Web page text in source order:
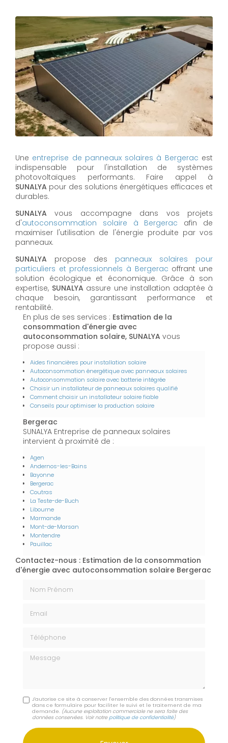
Une entreprise de panneaux solaires à Bergerac est
indispensable pour l'installation de systèmes
photovoltaïques performants. Faire appel à
SUNALYA pour des solutions énergétiques efficaces et
durables.
SUNALYA vous accompagne dans vos projets
d'autoconsommation solaire à Bergerac afin de
maximiser l'utilisation de l'énergie produite par vos
panneaux.
SUNALYA propose des panneaux solaires pour
particuliers et professionnels à Bergerac offrant une
solution écologique et économique. Grâce à son
expertise, SUNALYA assure une installation adaptée à
chaque besoin, garantissant performance et
rentabilité.
En plus de ses services : Estimation de la
consommation d'énergie avec
autoconsommation solaire, SUNALYA vous
propose aussi :
Aides financières pour installation solaire
Autoconsommation énergétique avec panneaux solaires
Autoconsommation solaire avec batterie intégrée
Choisir un installateur de panneaux solaires qualifié
Comment choisir un installateur solaire fiable
Conseils pour optimiser la production solaire
Bergerac
SUNALYA Entreprise de panneaux solaires
intervient à proximité de :
Agen
Andernos-les-Bains
Bayonne
Bergerac
Coutras
La Teste-de-Buch
Libourne
Marmande
Mont-de-Marsan
Montendre
Pauillac
Contactez-nous : Estimation de la consommation
d'énergie avec autoconsommation solaire Bergerac
Message
J'autorise ce site à conserver l'ensemble des données transmises
dans ce formulaire pour faciliter le suivi et le traitement de ma
demande. (Aucune exploitation commerciale ne sera faite des
données conservées. Voir notre politique de confidentialité)